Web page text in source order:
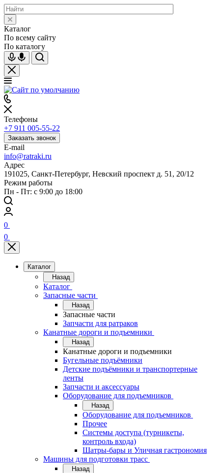
Каталог
По всему сайту
По каталогу
Телефоны
+7 911 005-55-22
Заказать звонок
E-mail
info@ratraki.ru
Адрес
191025, Санкт-Петербург, Невский проспект д. 51, 20/12
Режим работы
Пн - Пт: с 9:00 до 18:00
0
0
Каталог
Назад
Каталог
Запасные части
Назад
Запасные части
Запчасти для ратраков
Канатные дороги и подъемники
Назад
Канатные дороги и подъемники
Бугельные подъёмники
Детские подъёмники и транспортерные
ленты
Запчасти и аксессуары
Оборудование для подъемников
Назад
Оборудование для подъемников
Прочее
Системы доступа (турникеты,
контроль входа)
Шатры-бары и Уличная гастрономия
Машины для подготовки трасс
Назад